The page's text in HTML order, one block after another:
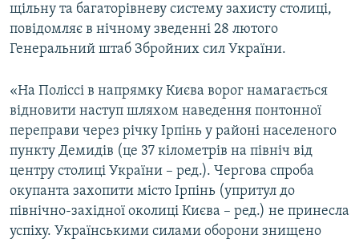
ДОЛУЧАЙСЯ!
Усі сайти RFE/RL
щільну та багаторівневу систему захисту столиці,
повідомляє в нічному зведенні 28 лютого
Генеральний штаб Збройних сил України.
«На Поліссі в напрямку Києва ворог намагається
відновити наступ шляхом наведення понтонної
переправи через річку Ірпінь у районі населеного
пункту Демидів (це 37 кілометрів на північ від
центру столиці України – ред.). Чергова спроба
окупанта захопити місто Ірпінь (упритул до
північно-західної околиці Києва – ред.) не принесла
успіху. Українськими силами оборони знищено